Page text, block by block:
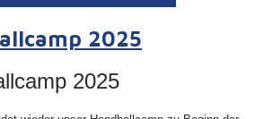
2025
2025